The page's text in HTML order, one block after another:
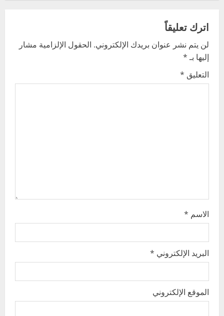
v
i
g
اترك تعليقاً
لن يتم نشر عنوان بريدك الإلكتروني. الحقول الإلزامية مشار
إليها بـ*
التعليق *
الاسم *
البريد الإلكتروني *
الموقع الإلكتروني